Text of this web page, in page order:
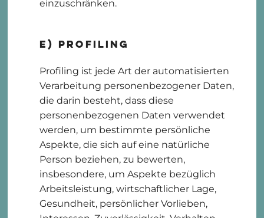
einzuschränken.
e) Profiling
Profiling ist jede Art der automatisierten
Verarbeitung personenbezogener Daten,
die darin besteht, dass diese
personenbezogenen Daten verwendet
werden, um bestimmte persönliche
Aspekte, die sich auf eine natürliche
Person beziehen, zu bewerten,
insbesondere, um Aspekte bezüglich
Arbeitsleistung, wirtschaftlicher Lage,
Gesundheit, persönlicher Vorlieben,